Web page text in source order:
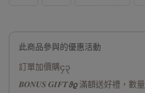
此商品參與的優惠活動
訂單加價購၄၃
𝑩𝑶𝑵𝑼𝑺 𝑮𝑰𝑭𝑻𝟅𝟈 滿額送好禮，數